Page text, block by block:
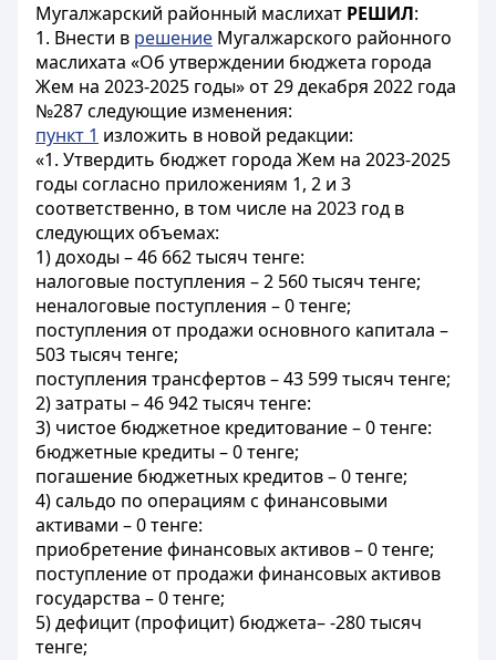
Мугалжарский районный маслихат РЕШИЛ:
1. Внести в решение Мугалжарского районного
маслихата «Об утверждении бюджета города
Жем на 2023-2025 годы» от 29 декабря 2022 года
№287 следующие изменения:
пункт 1 изложить в новой редакции:
«1. Утвердить бюджет города Жем на 2023-2025
годы согласно приложениям 1, 2 и 3
соответственно, в том числе на 2023 год в
следующих объемах:
1) доходы – 46 662 тысяч тенге:
налоговые поступления – 2 560 тысяч тенге;
неналоговые поступления – 0 тенге;
поступления от продажи основного капитала –
503 тысяч тенге;
поступления трансфертов – 43 599 тысяч тенге;
2) затраты – 46 942 тысяч тенге:
3) чистое бюджетное кредитование – 0 тенге:
бюджетные кредиты – 0 тенге;
погашение бюджетных кредитов – 0 тенге;
4) сальдо по операциям с финансовыми
активами – 0 тенге:
приобретение финансовых активов – 0 тенге;
поступление от продажи финансовых активов
государства – 0 тенге;
5) дефицит (профицит) бюджета– -280 тысяч
тенге;